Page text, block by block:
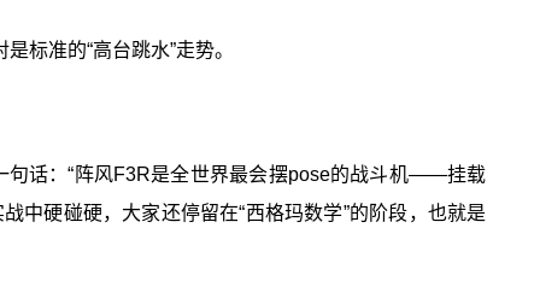
标准的“高台跳水”走势。
句话：“阵风F3R是全世界最会摆pose的战斗机——挂载
中硬碰硬，大家还停留在“西格玛数学”的阶段，也就是